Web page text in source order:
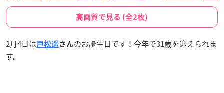
高画質で見る (全2枚)
2月4日は戸松遥さんのお誕生日です！今年で31歳を迎えられま
す。